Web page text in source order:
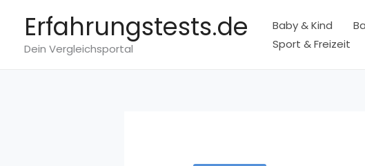
springen
Erfahrungstests.de
Dein Vergleichsportal
Baby & Kind
Sport & Freizeit